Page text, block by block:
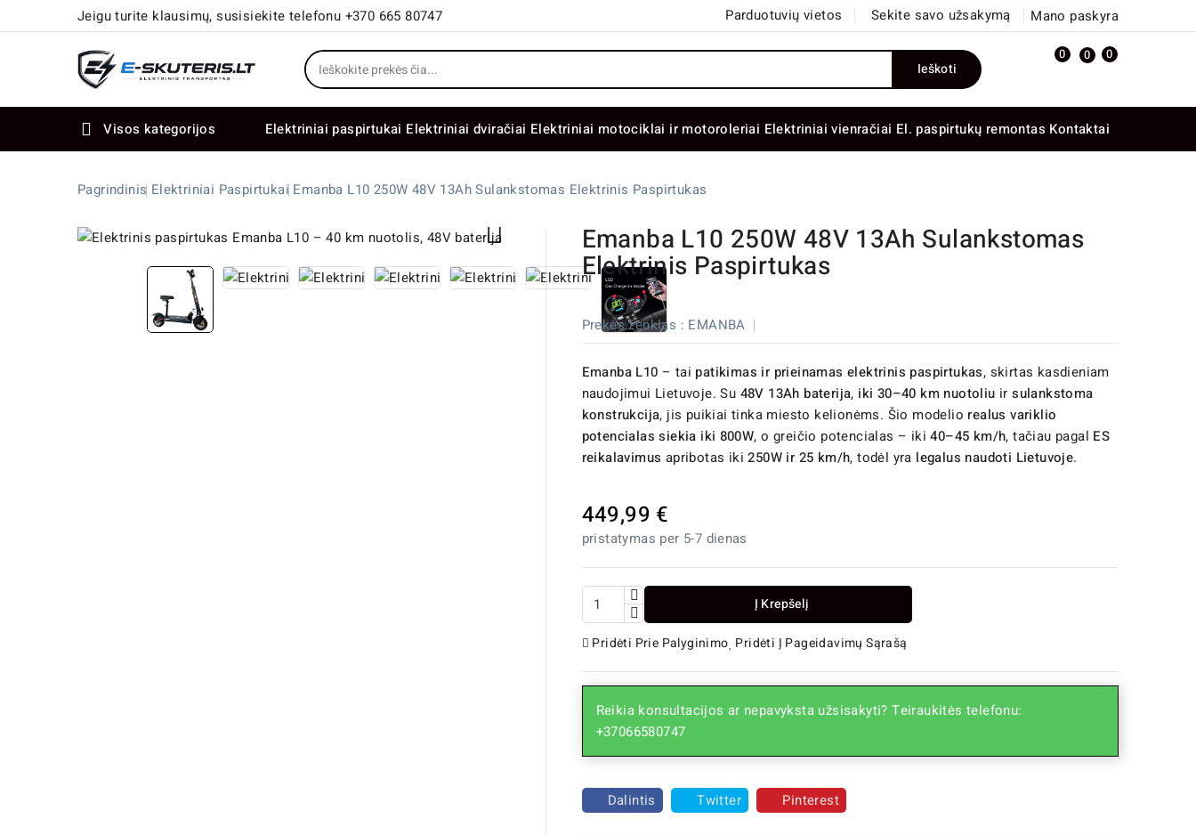
Jeigu turite klausimų, susisiekite telefonu +370 665 80747 Parduotuvių vietos Sekite savo užsakymą Mano paskyra
Ieškoti
0 0 0
 Visos kategorijos Elektriniai paspirtukai Elektriniai dviračiai Elektriniai motociklai ir motoroleriai Elektriniai vienračiai El. paspirtukų remontas Kontaktai
Pagrindinis Elektriniai Paspirtukai Emanba L10 250W 48V 13Ah Sulankstomas Elektrinis Paspirtukas
 Emanba L10 250W 48V 13Ah Sulankstomas
Elektrinis Paspirtukas
Prekės ženklas : EMANBA
Emanba L10 – tai patikimas ir prieinamas elektrinis paspirtukas, skirtas kasdieniam
naudojimui Lietuvoje. Su 48V 13Ah baterija, iki 30–40 km nuotoliu irsulankstoma
konstrukcija, jis puikiai tinka miesto kelionėms. Šio modelio realus variklio
potencialas siekia iki 800W, o greičio potencialas – iki40–45 km/h, tačiau pagal ES
reikalavimus apribotas iki250W ir 25 km/h, todėl yra legalus naudoti Lietuvoje.
449,99 €
pristatymas per 5-7 dienas
Į Krepšelį
Pridėti Prie Palyginimo Pridėti Į Pageidavimų Sąrašą
Reikia konsultacijos ar nepavyksta užsisakyti? Teiraukitės telefonu:
+37066580747
Dalintis Twitter Pinterest